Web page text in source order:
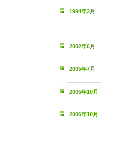
1994年3月
2002年6月
2005年7月
2005年10月
2006年10月